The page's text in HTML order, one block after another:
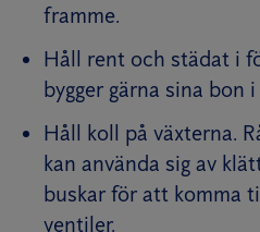
framme.
Håll rent och städat i
bygger gärna sina bon
Håll koll på växterna.
kan använda sig av
buskar för att komma
ventiler.